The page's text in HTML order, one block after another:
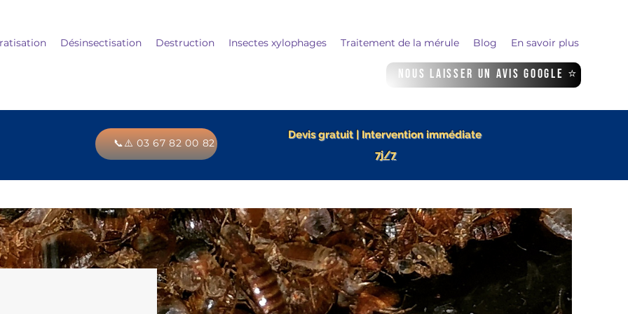
Désinsectisation Destruction Insectes xylophages Traitement de la mérule Blog En savoir plus
Nous laisser un avis Google ⭐
📞⚠️ 03 67 82 00 82
Devis gratuit | Intervention immédiate
7j/7